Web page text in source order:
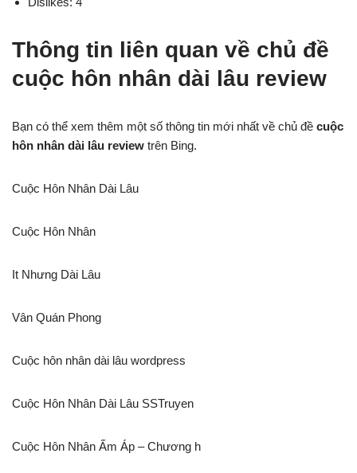
Thông tin liên quan về chủ đề
cuộc hôn nhân dài lâu review
Bạn có thể xem thêm một số thông tin mới nhất về chủ đề cuộc
hôn nhân dài lâu review trên Bing.
Cuộc Hôn Nhân Dài Lâu
Cuộc Hôn Nhân
It Nhưng Dài Lâu
Vân Quán Phong
Cuộc hôn nhân dài lâu wordpress
Cuộc Hôn Nhân Dài Lâu SSTruyen
Cuộc Hôn Nhân Ấm Áp – Chương h